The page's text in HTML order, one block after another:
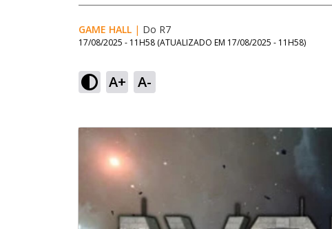
GAME HALL | Do R7
17/08/2025 - 11H58 (ATUALIZADO EM 17/08/2025 - 11H58)
A+ A-